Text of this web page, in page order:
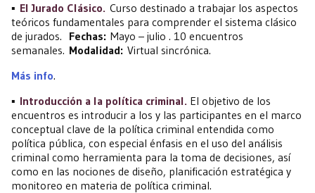
▪️ El Jurado Clásico. Curso destinado a trabajar los aspectos
teóricos fundamentales para comprender el sistema clásico
de jurados. Fechas: Mayo – julio . 10 encuentros
semanales. Modalidad: Virtual sincrónica.
Más info.
▪️ Introducción a la política criminal. El objetivo de los
encuentros es introducir a los y las participantes en el marco
conceptual clave de la política criminal entendida como
política pública, con especial énfasis en el uso del análisis
criminal como herramienta para la toma de decisiones, así
como en las nociones de diseño, planificación estratégica y
monitoreo en materia de política criminal.